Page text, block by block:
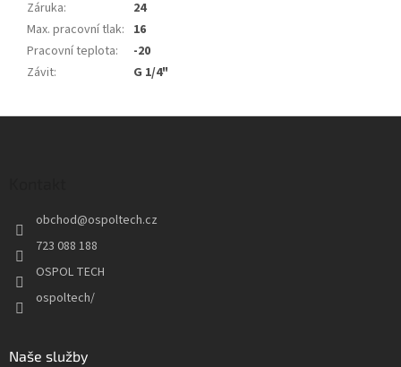
Záruka:
24
Max. pracovní tlak: 16
Pracovní teplota:
-20
Závit: G 1/4"
obchod@ospoltech.cz
723 088 188
OSPOL TECH
ospoltech/
Naše služby